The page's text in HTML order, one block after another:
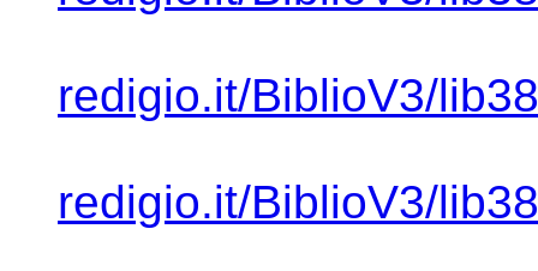
redigio.it/BiblioV3/
redigio.it/BiblioV3/